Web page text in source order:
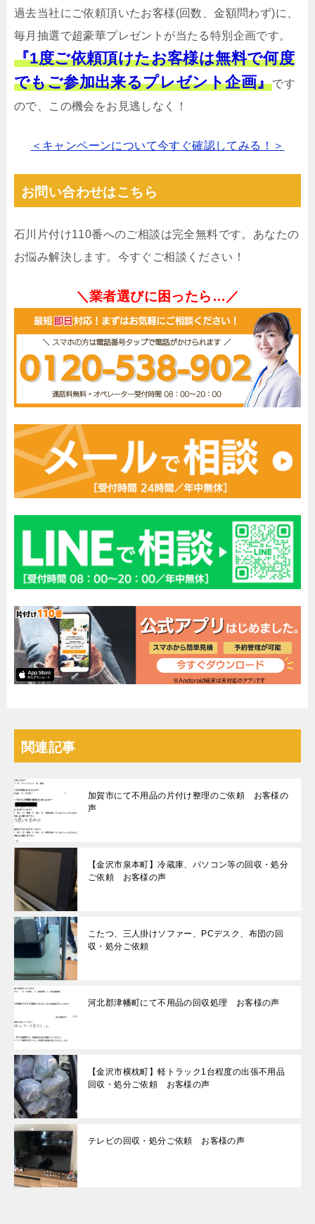
過去当社にご依頼頂いたお客様(回数、金額問わず)に、
毎月抽選で超豪華プレゼントが当たる特別企画です。
『1度ご依頼頂けたお客様は無料で何度
でもご参加出来るプレゼント企画』です
ので、この機会をお見逃しなく！
＜キャンペーンについて今すぐ確認してみる！＞
お問い合わせはこちら
石川片付け110番へのご相談は完全無料です。あなたの
お悩み解決します。今すぐご相談ください！
＼業者選びに困ったら…／
関連記事
加賀市にて不用品の片付け整理のご依頼 お客様の
声
【金沢市泉本町】冷蔵庫、パソコン等の回収・処分
ご依頼 お客様の声
こたつ、三人掛けソファー、PCデスク、布団の回
収・処分ご依頼
河北郡津幡町にて不用品の回収処理 お客様の声
【金沢市横枕町】軽トラック1台程度の出張不用品
回収・処分ご依頼 お客様の声
テレビの回収・処分ご依頼 お客様の声